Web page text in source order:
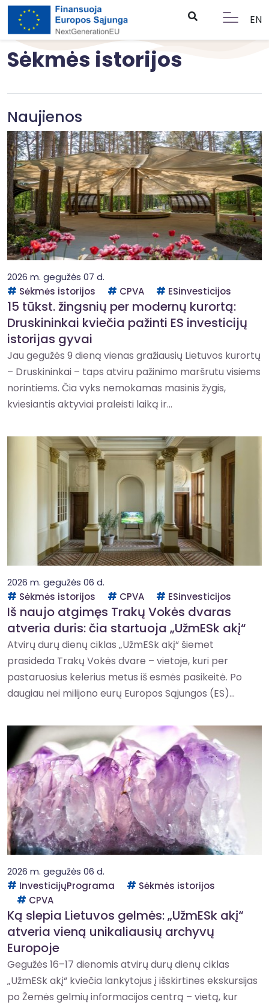
EN
Sėkmės istorijos
Naujienos
2026 m. gegužės 07 d.
Sėkmės istorijos
CPVA ESinvesticijos
15 tūkst. žingsnių per modernų kurortą:
Druskininkai kviečia pažinti ES investicijų
istorijas gyvai
Jau gegužės 9 dieną vienas gražiausių Lietuvos kurortų
– Druskininkai – taps atviru pažinimo maršrutu visiems
norintiems. Čia vyks nemokamas masinis žygis,
kviesiantis aktyviai praleisti laiką ir...
2026 m. gegužės 06 d.
Sėkmės istorijos
CPVA ESinvesticijos
Iš naujo atgimęs Trakų Vokės dvaras
atveria duris: čia startuoja „UžmESk akį“
Atvirų durų dienų ciklas „UžmESk akį“ šiemet
prasideda Trakų Vokės dvare – vietoje, kuri per
pastaruosius kelerius metus iš esmės pasikeitė. Po
daugiau nei milijono eurų Europos Sąjungos (ES)...
2026 m. gegužės 06 d.
InvesticijųPrograma
Sėkmės istorijos
CPVA
Ką slepia Lietuvos gelmės: „UžmESk akį“
atveria vieną unikaliausių archyvų
Europoje
Gegužės 16–17 dienomis atvirų durų dienų ciklas
„UžmESk akį“ kviečia lankytojus į išskirtines ekskursijas
po Žemės gelmių informacijos centrą – vietą, kur